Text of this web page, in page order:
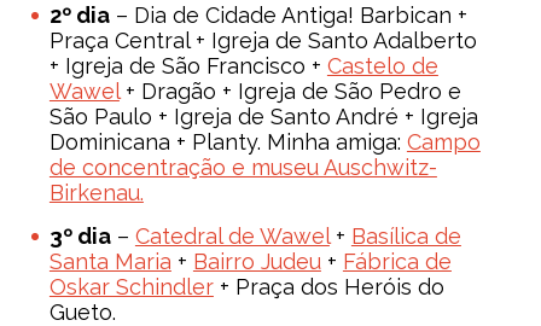
2º dia– Dia de Cidade Antiga! Barbican +
Praça Central + Igreja de Santo Adalberto
+ Igreja de São Francisco + Castelo de
Wawel+ Dragão + Igreja de São Pedro e
São Paulo + Igreja de Santo André + Igreja
Dominicana + Planty. Minha amiga: Campo
de concentração e museu Auschwitz-
Birkenau.
3º dia– Catedral de Wawel+ Basílica de
Santa Maria + Bairro Judeu+ Fábrica de
Oskar Schindler+ Praça dos Heróis do
Gueto.